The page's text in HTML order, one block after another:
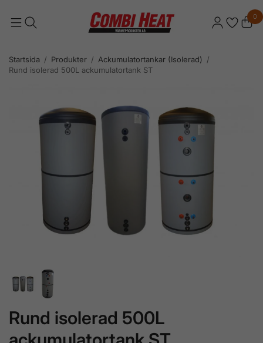
0
Startsida / Produkter / Ackumulatortankar (Isolerad) /
Rund isolerad 500L ackumulatortank ST
Rund isolerad 500L